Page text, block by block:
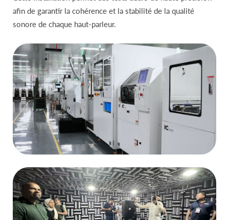
afin de garantir la cohérence et la stabilité de la qualité
sonore de chaque haut-parleur.